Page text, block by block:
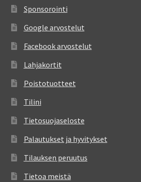
Sponsorointi
Google arvostelut
Facebook arvostelut
Lahjakortit
Poistotuotteet
Tilini
Tietosuojaseloste
Palautukset ja hyvitykset
Tilauksen peruutus
Tietoa meistä